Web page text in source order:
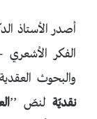
أصدر الأستاذ
الفكر
والبحوث
نقديّة لنصّ ’’